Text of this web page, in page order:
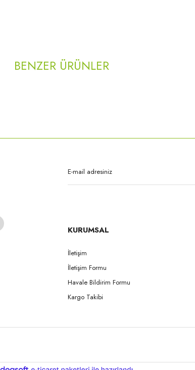
BENZER ÜRÜNLER
KURUMSAL
İletişim
İletişim Formu
Havale Bildirim Formu
Kargo Takibi